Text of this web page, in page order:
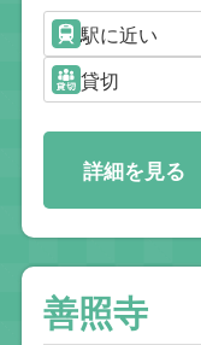
駅に近い
貸切
詳細を見る
善照寺